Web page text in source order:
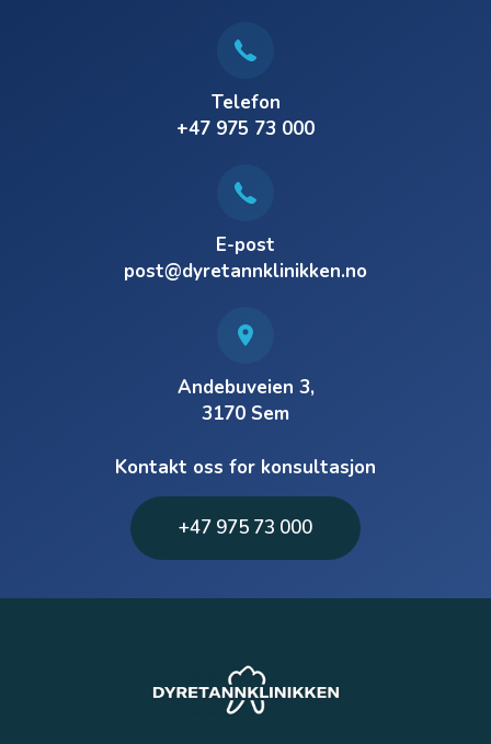
Telefon
+47 975 73 000
E-post
post@dyretannklinikken.no
Andebuveien 3,
3170 Sem
Kontakt oss for konsultasjon
+47 975 73 000